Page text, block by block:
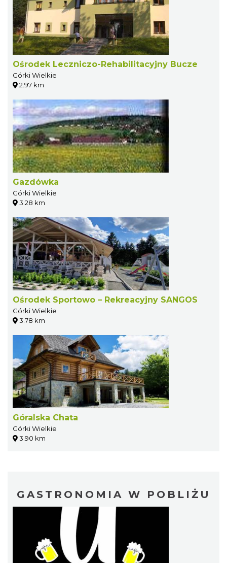
Ośrodek Leczniczo-Rehabilitacyjny Bucze
Górki Wielkie
2.97 km
Gazdówka
Górki Wielkie
3.28 km
Ośrodek Sportowo – Rekreacyjny SANGOS
Górki Wielkie
3.78 km
Góralska Chata
Górki Wielkie
3.90 km
GASTRONOMIA W POBLIŻU